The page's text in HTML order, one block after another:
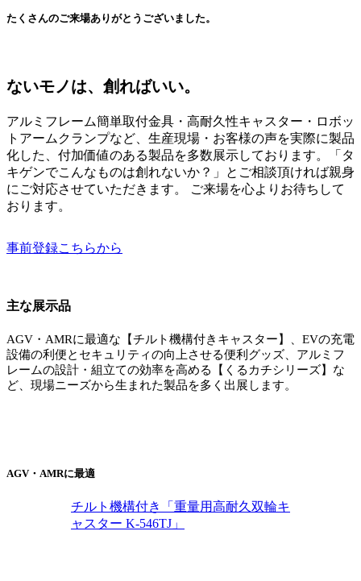
たくさんのご来場ありがとうございました。
ないモノは、創ればいい。
アルミフレーム簡単取付金具・高耐久性キャスター・ロボッ
トアームクランプなど、生産現場・お客様の声を実際に製品
化した、付加価値のある製品を多数展示しております。「タ
キゲンでこんなものは創れないか？」とご相談頂ければ親身
にご対応させていただきます。 ご来場を心よりお待ちして
おります。
事前登録こちらから
主な展示品
AGV・AMRに最適な【チルト機構付きキャスター】、EVの充電
設備の利便とセキュリティの向上させる便利グッズ、アルミフ
レームの設計・組立ての効率を高める【くるカチシリーズ】な
ど、現場ニーズから生まれた製品を多く出展します。
AGV・AMRに最適
チルト機構付き「重量用高耐久双輪キ
ャスター K-546TJ」